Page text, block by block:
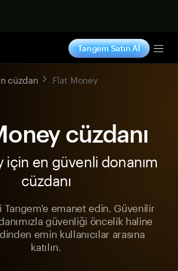
Tangem Satın Al
cüzdan Flat Money
cüzdanı
için en güvenli donanım
cüzdanı
Tangem'e emanet edin. Güvenilir
güvenliği öncelik haline
emin kullanıcılar arasına
katılın.